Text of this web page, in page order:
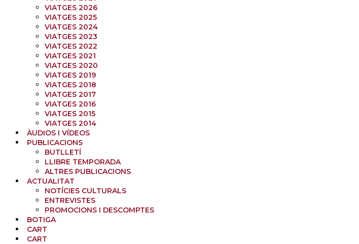
VIATGES 2026
VIATGES 2025
VIATGES 2024
VIATGES 2023
VIATGES 2022
VIATGES 2021
VIATGES 2020
VIATGES 2019
VIATGES 2018
VIATGES 2017
VIATGES 2016
VIATGES 2015
VIATGES 2014
ÀUDIOS I VÍDEOS
PUBLICACIONS
BUTLLETÍ
LLIBRE TEMPORADA
ALTRES PUBLICACIONS
ACTUALITAT
NOTÍCIES CULTURALS
ENTREVISTES
PROMOCIONS I DESCOMPTES
BOTIGA
CART
CART